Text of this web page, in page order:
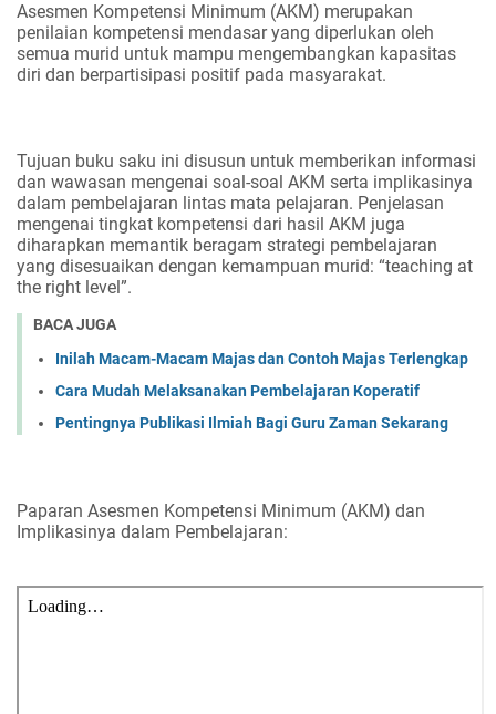
Asesmen Kompetensi Minimum (AKM) merupakan
penilaian kompetensi mendasar yang diperlukan oleh
semua murid untuk mampu mengembangkan kapasitas
diri dan berpartisipasi positif pada masyarakat.
Tujuan buku saku ini disusun untuk memberikan informasi
dan wawasan mengenai soal-soal AKM serta implikasinya
dalam pembelajaran lintas mata pelajaran. Penjelasan
mengenai tingkat kompetensi dari hasil AKM juga
diharapkan memantik beragam strategi pembelajaran
yang disesuaikan dengan kemampuan murid: “teaching at
the right level”.
BACA JUGA
Inilah Macam-Macam Majas dan Contoh Majas Terlengkap
Cara Mudah Melaksanakan Pembelajaran Koperatif
Pentingnya Publikasi Ilmiah Bagi Guru Zaman Sekarang
Paparan Asesmen Kompetensi Minimum (AKM) dan
Implikasinya dalam Pembelajaran: